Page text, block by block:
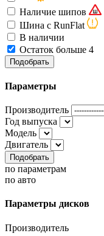
Наличие шипов
Шина с RunFlat
В наличии
Остаток больше 4
Подобрать
Параметры
Производитель
Год выпуска
Модель
Двигатель
Подобрать
по параметрам
по авто
Параметры дисков
Производитель